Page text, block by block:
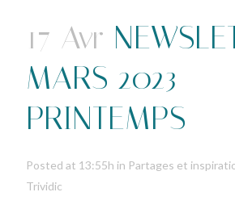
17 Avr
MARS 2023 –
PRINTEMPS
Posted at 13:55h in Partages et
Trividic